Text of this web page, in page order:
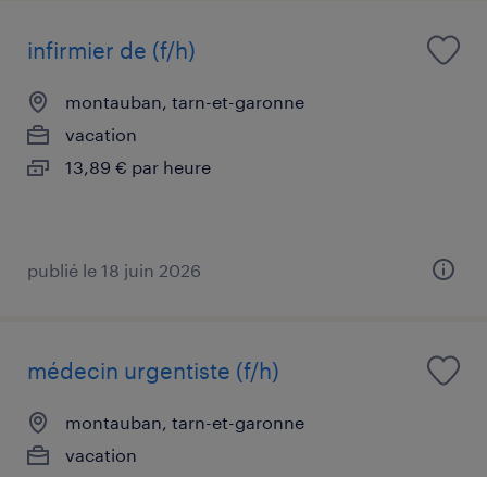
infirmier de (f/h)
montauban, tarn-et-garonne
vacation
13,89 € par heure
publié le 18 juin 2026
médecin urgentiste (f/h)
montauban, tarn-et-garonne
vacation